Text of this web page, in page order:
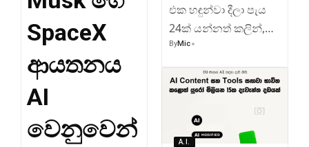
SpaceX
ආයතනය
AI
වෙනුවෙන්
එක හඳුන්වා දීලා පැය
24ක් යන්නත් කලින්,…
ByMic
A.I.